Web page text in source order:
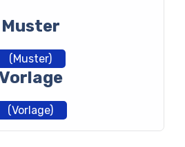
Muster
(Muster)
(Vorlage)